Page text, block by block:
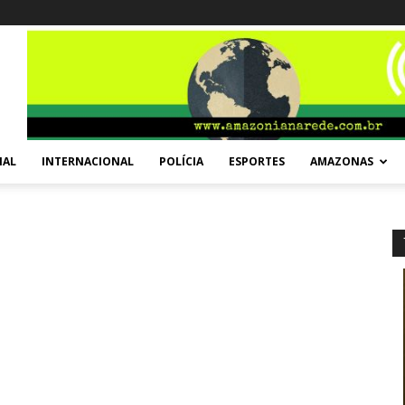
INTERNACIONAL POLÍCIA ESPORTES AMAZONAS